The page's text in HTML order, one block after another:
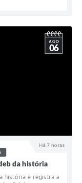
Há 7 horas
AGO
06
da história
história e registra a